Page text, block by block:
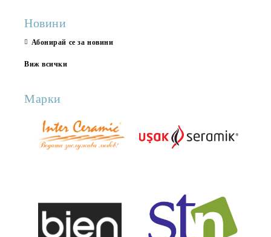
Новини
Абонирай се за новини
Виж всички
Марки